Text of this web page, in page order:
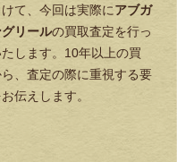
て、今回は実際にアブガ
リールの買取査定を行っ
します。10年以上の買
、査定の際に重視する要
伝えします。